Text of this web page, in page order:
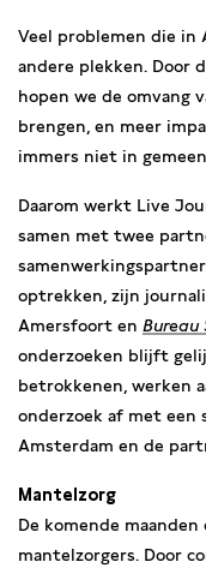
Veel problemen die in
andere plekken. Door
hopen we de omvang
brengen, en meer
immers niet in
Daarom werkt Live
samen met twee
optrekken, zijn
Amersfoort en
onderzoeken blijft
betrokkenen, werken
onderzoek af met een
Amsterdam en de
Mantelzorg
De komende
mantelzorgers. Door